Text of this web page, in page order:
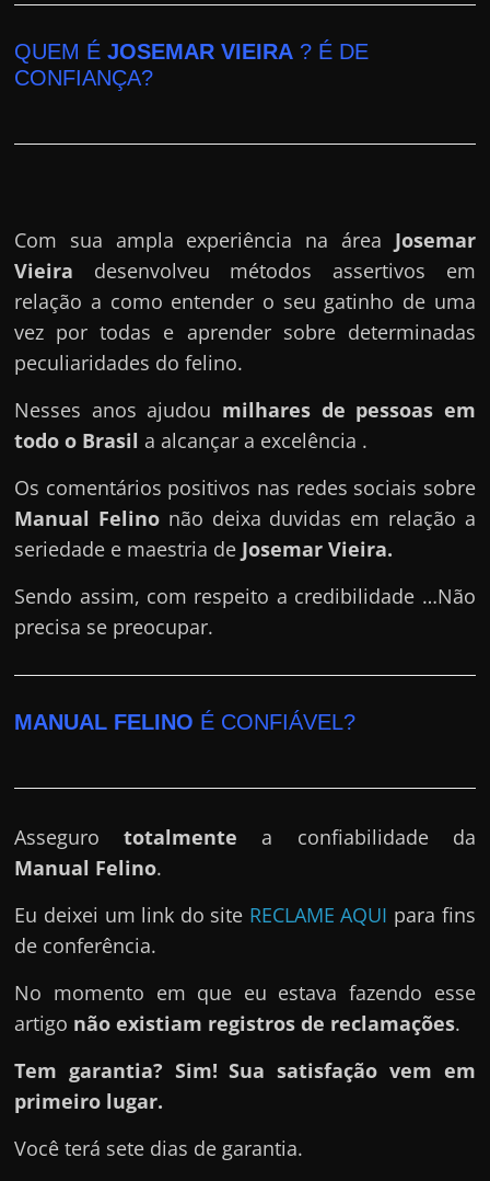
QUEM ÉJOSEMAR VIEIRA ? É DE
CONFIANÇA?
Com sua ampla experiência na área Josemar
Vieira desenvolveu métodos assertivos em
relação a como entender o seu gatinho de uma
vez por todas e aprender sobre determinadas
peculiaridades do felino.
Nesses anos ajudou milhares de pessoas em
todo o Brasil a alcançar a excelência .
Os comentários positivos nas redes sociais sobre
Manual Felino não deixa duvidas em relação a
seriedade e maestria de Josemar Vieira.
Sendo assim, com respeito a credibilidade …Não
precisa se preocupar.
MANUAL FELINO É CONFIÁVEL?
Assegurototalmente a confiabilidade da
Manual Felino.
Eu deixei um link do site RECLAME AQUI para fins
de conferência.
No momento em que eu estava fazendo esse
artigo não existiam registros de reclamações.
Tem garantia? Sim! Sua satisfação vem em
primeiro lugar.
Você terá sete dias de garantia.